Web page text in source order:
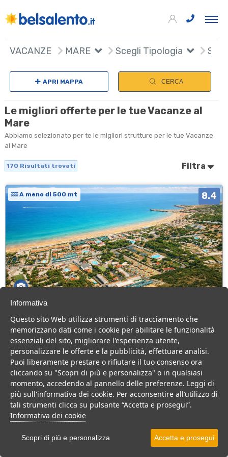
VACANZE MARE Scegli Tipologia
APRI MAPPA CERCA
Le migliori offerte per le tue Vacanze al
Mare
Abbiamo selezionato per te le migliori strutture per le tue Vacanze
al Mare
170 Risultati trovati Filtra
A meno di 500 mt 8.4
Puglia > Gargano > Vieste
107 Camere
Villaggio a Vieste, con piscina e animazione, ideale per famiglie
con bambini.
Villaggio Hotel
VEDI SU MAPPA
+
Informativa
Questo sito Web utilizza strumenti di tracciamento che
memorizzano dati come i cookie per abilitare le funzionalità
essenziali del sito, migliorare l'esperienza utente,
personalizzare le offerte e la pubblicità, effettuare analisi.
Puoi liberamente prestare o rifiutare il tuo consenso ora
cliccando su "Scopri di più e personalizza" o in qualsiasi
momento, accedendo al pannello delle preferenze. Leggi di
più sull'informativa dei cookie. Per acconsentire all’utilizzo di
tali strumenti clicca su pulsante “Accetta e prosegui”.
Informativa dei cookie
Scopri di più e personalizza Accetta e prosegui